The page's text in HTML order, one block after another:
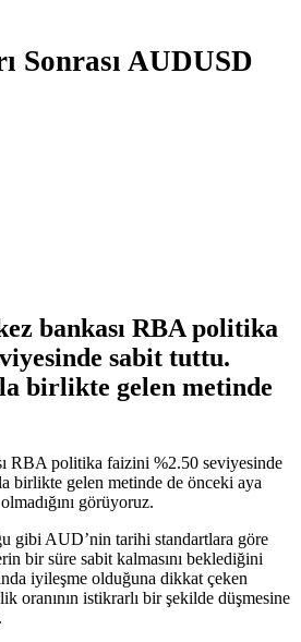
Sonrası AUDUSD
bankası RBA politika
sabit tuttu.
birlikte gelen metinde
RBA politika faizini %2.50 seviyesinde
birlikte gelen metinde de önceki aya
görüyoruz.
gibi AUD’nin tarihi standartlara göre
bir süre sabit kalmasını beklediğini
iyileşme olduğuna dikkat çeken
oranının istikrarlı bir şekilde düşmesine